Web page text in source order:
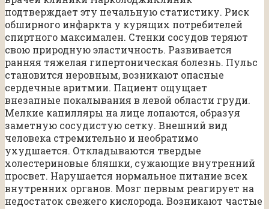
подтверждает эту печальную статистику. Риск
обширного инфаркта у курящих потребителей
спиртного максимален. Стенки сосудов теряют
свою природную эластичность. Развивается
ранняя тяжелая гипертоническая болезнь. Пульс
становится неровным, возникают опасные
сердечные аритмии. Пациент ощущает
внезапные покалывания в левой области груди.
Мелкие капилляры на лице лопаются, образуя
заметную сосудистую сетку. Внешний вид
человека стремительно и необратимо
ухудшается. Откладываются твердые
холестериновые бляшки, сужающие внутренний
просвет. Нарушается нормальное питание всех
внутренних органов. Мозг первым реагирует на
недостаток свежего кислорода. Возникают частые